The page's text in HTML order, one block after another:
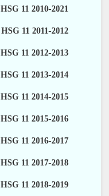
HSG 11 2010-2021
HSG 11 2011-2012
HSG 11 2012-2013
HSG 11 2013-2014
HSG 11 2014-2015
HSG 11 2015-2016
HSG 11 2016-2017
HSG 11 2017-2018
HSG 11 2018-2019